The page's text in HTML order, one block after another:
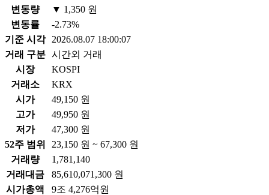
변동량
▼ 1,350 원
변동률
-2.73%
기준 시각
2026.08.07 18:00:07
거래 구분 시간외 거래
시장
KOSPI
거래소
KRX
시가
49,150 원
고가
49,950 원
저가
47,300 원
52주 범위
23,150 원 ~ 67,300 원
거래량
1,781,140
거래대금
85,610,071,300 원
시가총액
9조 4,276억원